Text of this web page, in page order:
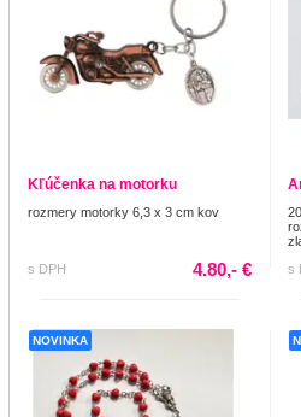
Kľúčenka na motorku
rozmery motorky 6,3 x 3 cm kov
s DPH 4.80,- €
s
NOVINKA